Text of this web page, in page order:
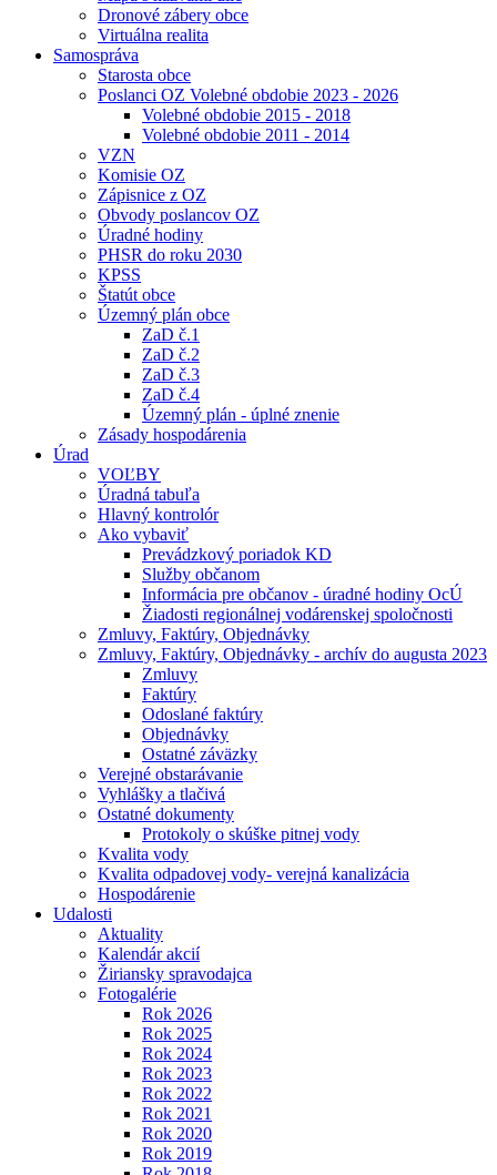
Dronové zábery obce
Virtuálna realita
Samospráva
Starosta obce
Poslanci OZ Volebné obdobie 2023 - 2026
Volebné obdobie 2015 - 2018
Volebné obdobie 2011 - 2014
VZN
Komisie OZ
Zápisnice z OZ
Obvody poslancov OZ
Úradné hodiny
PHSR do roku 2030
KPSS
Štatút obce
Územný plán obce
ZaD č.1
ZaD č.2
ZaD č.3
ZaD č.4
Územný plán - úplné znenie
Zásady hospodárenia
Úrad
VOĽBY
Úradná tabuľa
Hlavný kontrolór
Ako vybaviť
Prevádzkový poriadok KD
Služby občanom
Informácia pre občanov - úradné hodiny OcÚ
Žiadosti regionálnej vodárenskej spoločnosti
Zmluvy, Faktúry, Objednávky
Zmluvy, Faktúry, Objednávky - archív do augusta 2023
Zmluvy
Faktúry
Odoslané faktúry
Objednávky
Ostatné záväzky
Verejné obstarávanie
Vyhlášky a tlačivá
Ostatné dokumenty
Protokoly o skúške pitnej vody
Kvalita vody
Kvalita odpadovej vody- verejná kanalizácia
Hospodárenie
Udalosti
Aktuality
Kalendár akcií
Žiriansky spravodajca
Fotogalérie
Rok 2026
Rok 2025
Rok 2024
Rok 2023
Rok 2022
Rok 2021
Rok 2020
Rok 2019